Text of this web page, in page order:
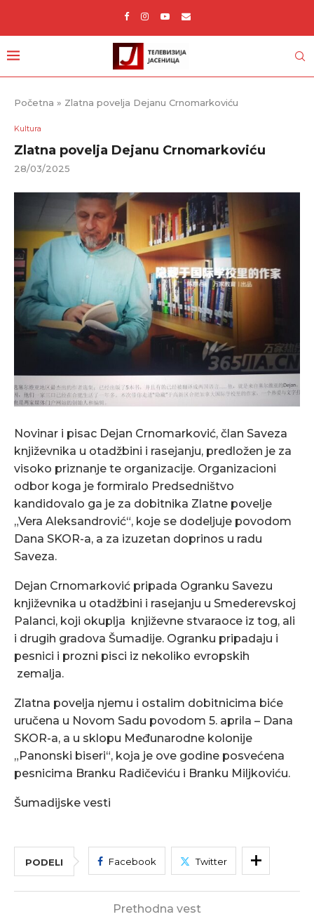
Početna » Zlatna povelja Dejanu Crnomarkoviću
Kultura
Zlatna povelja Dejanu Crnomarkoviću
28/03/2025
Novinar i pisac Dejan Crnomarković, član Saveza
književnika u otadžbini i rasejanju, predložen je za
visoko priznanje te organizacije. Organizacioni
odbor koga je formiralo Predsedništvo
kandidovalo ga je za dobitnika Zlatne povelje
„Vera Aleksandrović“, koje se dodeljuje povodom
Dana SKOR-a, a za izuzetan doprinos u radu
Saveza.
Dejan Crnomarković pripada Ogranku Savezu
književnika u otadžbini i rasejanju u Smederevskoj
Palanci, koji okuplja književne stvaraoce iz tog, ali
i drugih gradova Šumadije. Ogranku pripadaju i
pesnici i prozni pisci iz nekoliko evropskih
zemalja.
Zlatna povelja njemu i ostalim dobitnicima biće
uručena u Novom Sadu povodom 5. aprila – Dana
SKOR-a, a u sklopu Međunarodne kolonije
„Panonski biseri“, koja je ove godine posvećena
pesnicima Branku Radičeviću i Branku Miljkoviću.
Šumadijske vesti
PODELI Facebook Twitter
Prethodna vest